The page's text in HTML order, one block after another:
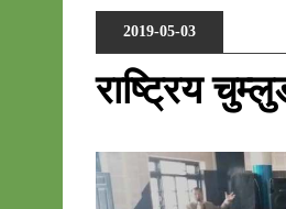
2019-05-03
राष्ट्रिय